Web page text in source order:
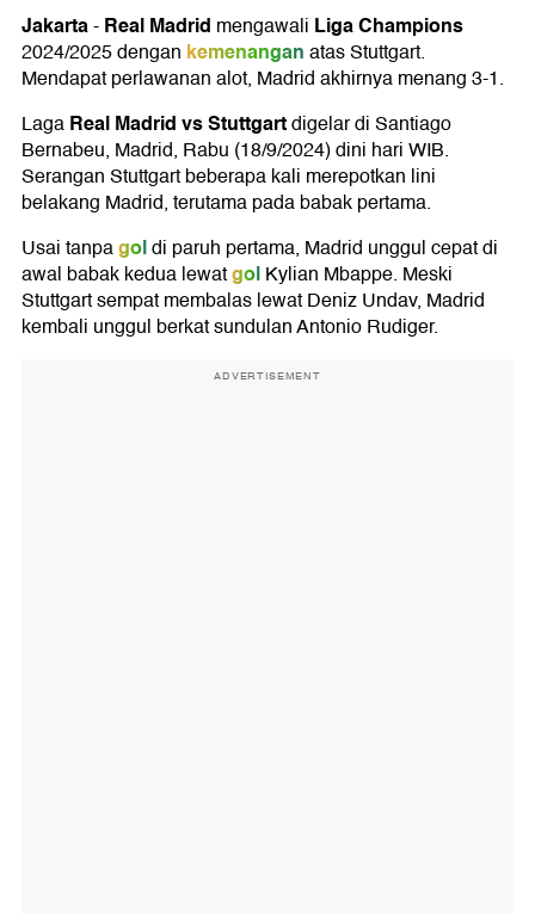
Jakarta-Real Madrid mengawali Liga Champions
2024/2025 dengan kemenanganatas Stuttgart.
Mendapat perlawanan alot, Madrid akhirnya menang 3-1.
LagaReal Madrid vs Stuttgartdigelar di Santiago
Bernabeu, Madrid, Rabu (18/9/2024) dini hari WIB.
Serangan Stuttgart beberapa kali merepotkan lini
belakang Madrid, terutama pada babak pertama.
Usai tanpagoldi paruh pertama, Madrid unggul cepat di
awal babak kedua lewatgolKylian Mbappe. Meski
Stuttgart sempat membalas lewat Deniz Undav, Madrid
kembali unggul berkat sundulan Antonio Rudiger.
ADVERTISEMENT